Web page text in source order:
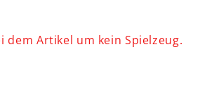
dem Artikel um kein Spielzeug.